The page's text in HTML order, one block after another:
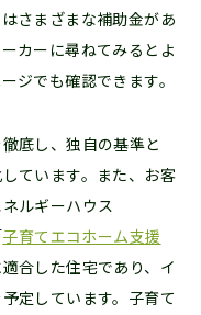
さまざまな補助金があ
カーに尋ねてみるとよ
ジでも確認できます。
底し、独自の基準と
ています。また、お客
ルギーハウス
子育てエコホーム支援
合した住宅であり、イ
定しています。子育て